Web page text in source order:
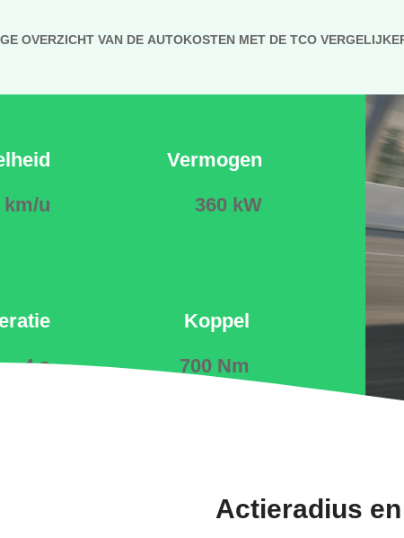
OVERZICHT VAN DE AUTOKOSTEN MET DE TCO
km/u
4 s
Vermogen
360 kW
Koppel
700 Nm
Actieradius